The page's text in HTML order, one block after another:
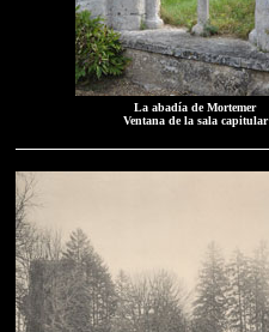
La abadía de Mortemer
Ventana de la sala capitular